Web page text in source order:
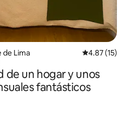
de Lima Calificación
4.87 (15)
de un hogar y unos
fantásticos